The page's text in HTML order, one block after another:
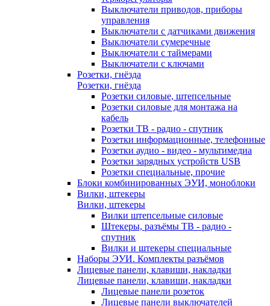
Выключатели приводов, приборы
управления
Выключатели с датчиками движения
Выключатели сумеречные
Выключатели с таймерами
Выключатели с ключами
Розетки, гнёзда
Розетки, гнёзда
Розетки силовые, штепсельные
Розетки силовые для монтажа на
кабель
Розетки ТВ - радио - спутник
Розетки информационные, телефонные
Розетки аудио - видео - мультимедиа
Розетки зарядных устройств USB
Розетки специальные, прочие
Блоки комбинированных ЭУИ, моноблоки
Вилки, штекеры
Вилки, штекеры
Вилки штепсельные силовые
Штекеры, разъёмы ТВ - радио -
спутник
Вилки и штекеры специальные
Наборы ЭУИ. Комплекты разъёмов
Лицевые панели, клавиши, накладки
Лицевые панели, клавиши, накладки
Лицевые панели розеток
Лицевые панели выключателей